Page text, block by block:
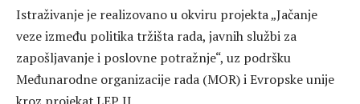
Istraživanje je realizovano u okviru projekta „Jačanje
veze između politika tržišta rada, javnih službi za
zapošljavanje i poslovne potražnje“, uz podršku
Međunarodne organizacije rada (MOR) i Evropske unije